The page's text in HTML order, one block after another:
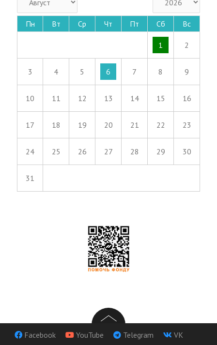
Пн Вт Ср Чт Пт Сб Вс
1 2
3 4 5 6 7 8 9
10 11 12 13 14 15 16
17 18 19 20 21 22 23
24 25 26 27 28 29 30
31
Facebook YouTube Telegram VK